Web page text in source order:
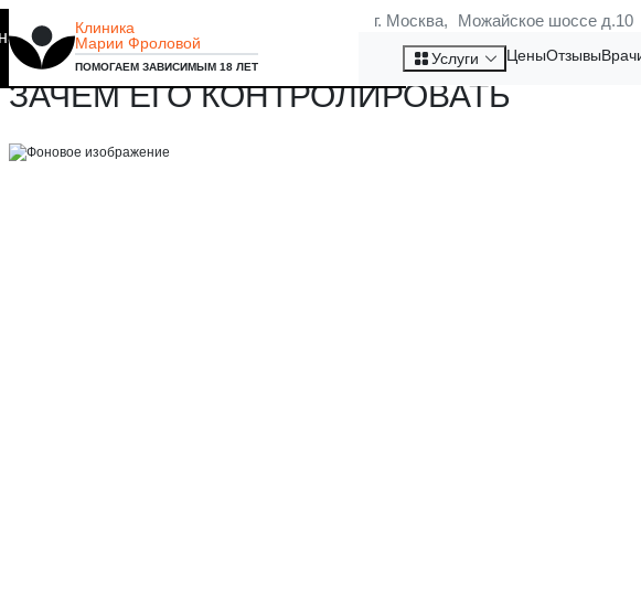
Клиника
Марии Фроловой
ПОМОГАЕМ ЗАВИСИМЫМ 18 ЛЕТ
г. Москва, Можайское шоссе д.10
Услуги ЦеныОтзывы
АНАЛИЗ КРОВИ НА ФЕРРИТИН: ЧТО
ЗАЧЕМ ЕГО КОНТРОЛИРОВАТЬ
то, что мы используем